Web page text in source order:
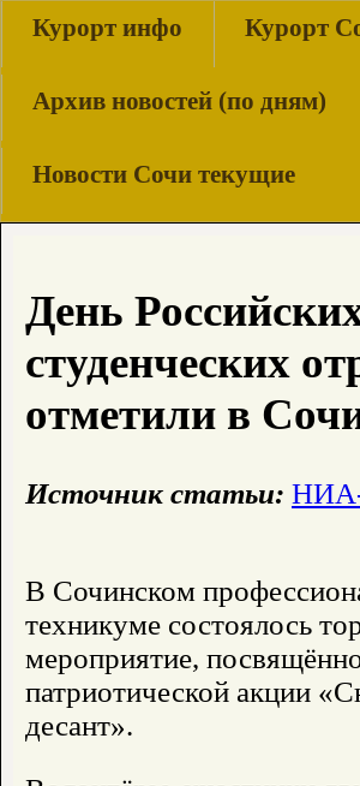
Курорт инфо Курорт
Архив новостей (по дням)
Новости Сочи текущие
День
студенческих
отметили в
Источник статьи:
В Сочинском
техникуме состоялось
мероприятие,
патриотической акции
десант».